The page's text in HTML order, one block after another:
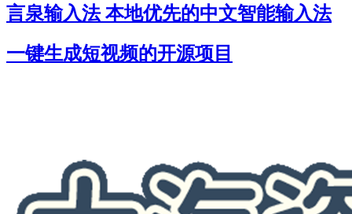
言泉输入法 本地优先的中文智能输入法
一键生成短视频的开源项目